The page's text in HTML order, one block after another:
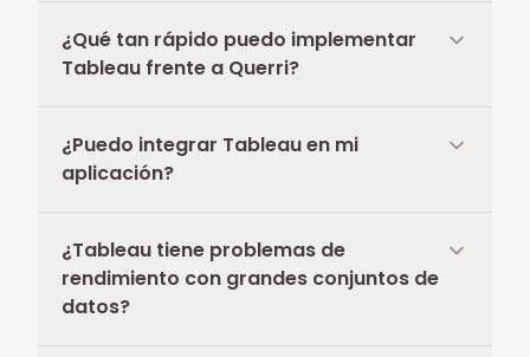
¿Qué tan rápido puedo implementar
Tableau frente a Querri?
¿Puedo integrar Tableau en mi
aplicación?
¿Tableau tiene problemas de
rendimiento con grandes conjuntos de
datos?